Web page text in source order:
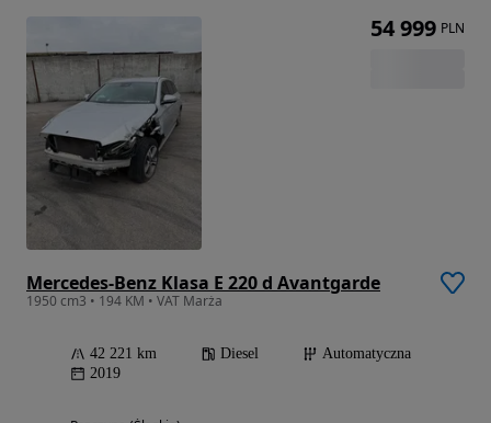
Mercedes-Benz Klasa E 220 d Avantgarde
1950 cm3 • 194 KM • VAT Marża
42 221 km Diesel
Automatyczna
2019
54 999 PLN